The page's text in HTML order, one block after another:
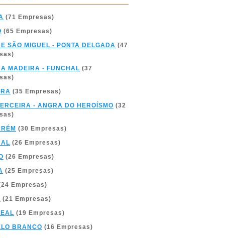
(71 Empresas)
(65 Empresas)
SÃO MIGUEL - PONTA DELGADA (47
MADEIRA - FUNCHAL (37
(35 Empresas)
- ANGRA DO HEROÍSMO (32
(30 Empresas)
(26 Empresas)
(26 Empresas)
(25 Empresas)
Empresas)
(21 Empresas)
(19 Empresas)
BRANCO (16 Empresas)